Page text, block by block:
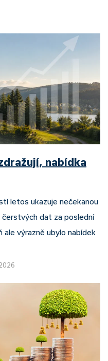
nabídka
letos ukazuje nečekanou
dat za poslední
ale výrazně ubylo nabídek